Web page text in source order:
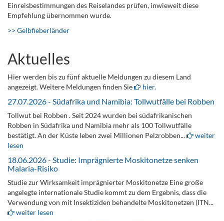
Einreisbestimmungen des Reiselandes prüfen, inwieweit diese
Empfehlung übernommen wurde.
>> Gelbfieberländer
Aktuelles
Hier werden bis zu fünf aktuelle Meldungen zu diesem Land
angezeigt. Weitere Meldungen finden Sie
hier.
27.07.2026 - Südafrika und Namibia: Tollwutfälle bei Robben
Tollwut bei Robben . Seit 2024 wurden bei südafrikanischen
Robben in Südafrika und Namibia mehr als 100 Tollwutfälle
bestätigt. An der Küste leben zwei Millionen Pelzrobben...
weiter
lesen
18.06.2026 - Studie: Imprägnierte Moskitonetze senken
Malaria-Risiko
Studie zur Wirksamkeit imprägnierter Moskitonetze Eine große
angelegte internationale Studie kommt zu dem Ergebnis, dass die
Verwendung von mit Insektiziden behandelte Moskitonetzen (ITN...
weiter lesen